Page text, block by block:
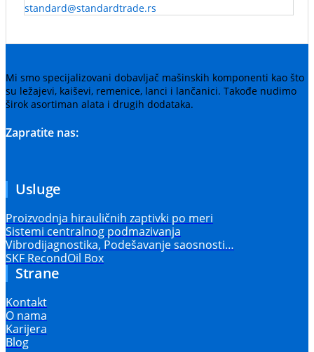
standard@standardtrade.rs
Mi smo specijalizovani dobavljač mašinskih komponenti kao što
su ležajevi, kaiševi, remenice, lanci i lančanici. Takođe nudimo
širok asortiman alata i drugih dodataka.
Zapratite nas:
Usluge
Proizvodnja hirauličnih zaptivki po meri
Sistemi centralnog podmazivanja
Vibrodijagnostika, Podešavanje saosnosti…
SKF RecondOil Box
Strane
Kontakt
O nama
Karijera
Blog